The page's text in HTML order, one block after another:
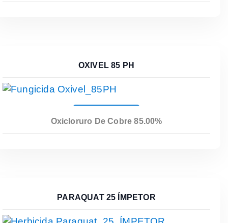
OXIVEL 85 PH
Leer Más
Oxicloruro De Cobre 85.00%
PARAQUAT 25 ÍMPETOR